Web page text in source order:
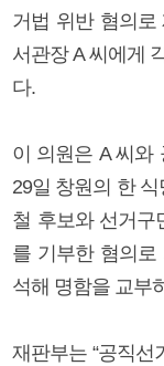
거법 위반 혐의로
서관장 A 씨에게
다.
이 의원은 A 씨와
29일 창원의 한
철 후보와 선거구
를 기부한 혐의
석해 명함을 교부
재판부는 “공직